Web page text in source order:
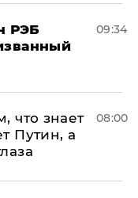
РЭБ
09:34
что знает
Путин, а
08:00